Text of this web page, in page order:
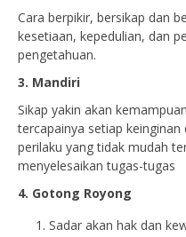
Cara berpikir, bersikap dan
kesetiaan, kepedulian, dan
pengetahuan.
3. Mandiri
Sikap yakin akan
tercapainya setiap keinginan
perilaku yang tidak mudah
menyelesaikan tugas-tugas
4. Gotong Royong
Sadar akan hak dan